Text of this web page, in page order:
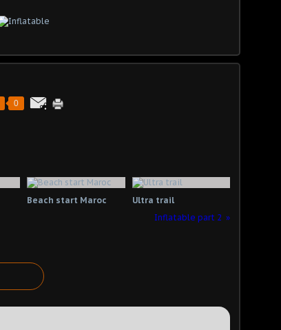
0
Beach start Maroc
Ultra trail
Inflatable part 2